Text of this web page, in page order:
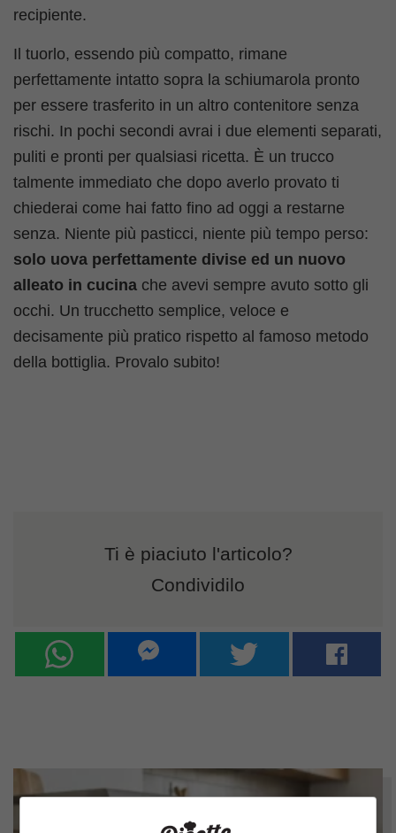
recipiente.
Il tuorlo, essendo più compatto, rimane
perfettamente intatto sopra la schiumarola pronto
per essere trasferito in un altro contenitore senza
rischi. In pochi secondi avrai i due elementi separati,
puliti e pronti per qualsiasi ricetta. È un trucco
talmente immediato che dopo averlo provato ti
chiederai come hai fatto fino ad oggi a restarne
senza. Niente più pasticci, niente più tempo perso:
solo uova perfettamente divise ed un nuovo
alleato in cucina che avevi sempre avuto sotto gli
occhi. Un trucchetto semplice, veloce e
decisamente più pratico rispetto al famoso metodo
della bottiglia. Provalo subito!
Ti è piaciuto l'articolo?
Condividilo